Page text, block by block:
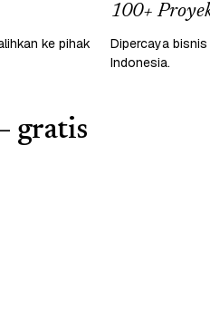
ke pihak
100+
Dipercaya
Indonesia.
gratis